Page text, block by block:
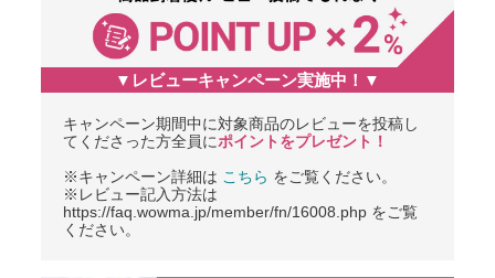
▼レビューキャンペーン実施中！▼
キャンペーン期間中に対象商品のレビューを投稿し
てくださった方全員にポイントをプレゼント！
※キャンペーン詳細は こちら をご覧ください。
※レビュー記入方法は
https://faq.wowma.jp/member/fn/16008.php をご覧
ください。